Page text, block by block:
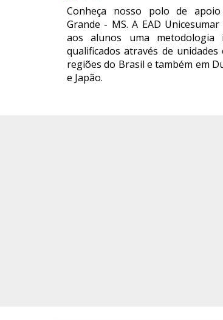
Conheça nosso polo de
Grande - MS. A EAD
aos alunos uma metodologia
qualificados através de
regiões do Brasil e também em
e Japão.